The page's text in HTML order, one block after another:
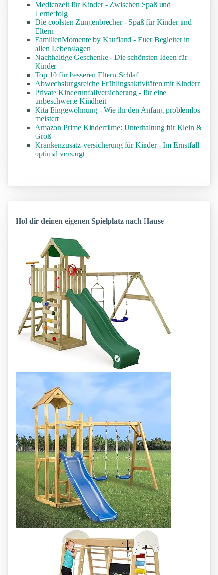
Medienzeit für Kinder - Zwischen Spaß und
Lernerfolg
Die coolsten Zungenbrecher - Spaß für Kinder und
Eltern
FamilienMomente by Kaufland - Euer Begleiter in
allen Lebenslagen
Nachhaltige Geschenke - Die schönsten Ideen für
Kinder
Top 10 für besseren Eltern-Schlaf
Abwechslungsreiche Frühlingsaktivitäten mit Kindern
Private Kinderunfallversicherung - für eine
unbeschwerte Kindheit
Kita Eingewöhnung - Wie ihr den Anfang problemlos
meistert
Amazon Prime Kinderfilme: Unterhaltung für Klein &
Groß
Krankenzusatz-versicherung für Kinder - Im Ernstfall
optimal versorgt
Hol dir deinen eigenen Spielplatz nach Hause